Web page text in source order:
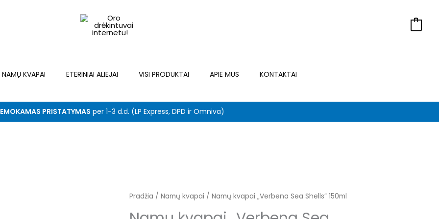
NAMŲ KVAPAI ETERINIAI ALIEJAI VISI PRODUKTAI APIE MUS KONTAKTAI
PRISTATYMAS per 1-3 d.d. (LP Express, DPD ir Omniva)
Pradžia / Namų kvapai / Namų kvapai „Verbena Sea Shells” 150ml
OriginalCurrent